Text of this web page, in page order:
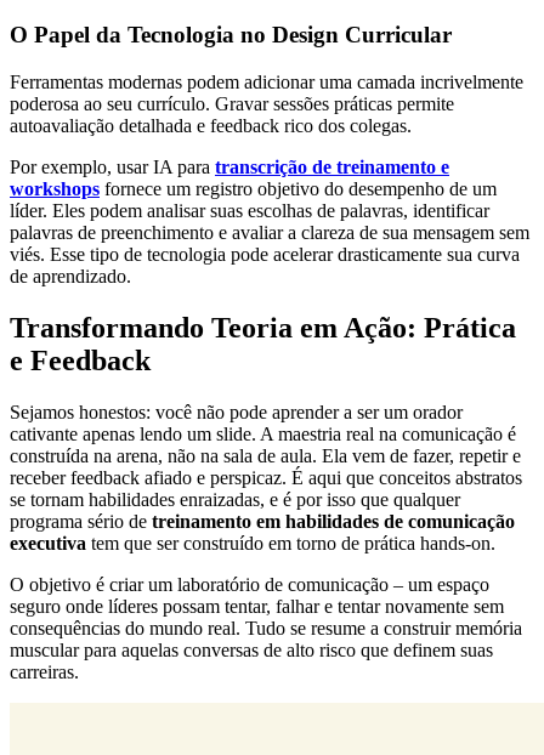
O Papel da Tecnologia no Design Curricular
Ferramentas modernas podem adicionar uma camada incrivelmente
poderosa ao seu currículo. Gravar sessões práticas permite
autoavaliação detalhada e feedback rico dos colegas.
Por exemplo, usar IA para transcrição de treinamento e
workshops fornece um registro objetivo do desempenho de um
líder. Eles podem analisar suas escolhas de palavras, identificar
palavras de preenchimento e avaliar a clareza de sua mensagem sem
viés. Esse tipo de tecnologia pode acelerar drasticamente sua curva
de aprendizado.
Transformando Teoria em Ação: Prática
e Feedback
Sejamos honestos: você não pode aprender a ser um orador
cativante apenas lendo um slide. A maestria real na comunicação é
construída na arena, não na sala de aula. Ela vem de fazer, repetir e
receber feedback afiado e perspicaz. É aqui que conceitos abstratos
se tornam habilidades enraizadas, e é por isso que qualquer
programa sério de treinamento em habilidades de comunicação
executiva tem que ser construído em torno de prática hands-on.
O objetivo é criar um laboratório de comunicação – um espaço
seguro onde líderes possam tentar, falhar e tentar novamente sem
consequências do mundo real. Tudo se resume a construir memória
muscular para aquelas conversas de alto risco que definem suas
carreiras.